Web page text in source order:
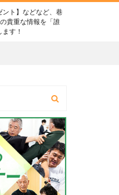
ント】などなど、巷
貴重な情報を「誰
す！